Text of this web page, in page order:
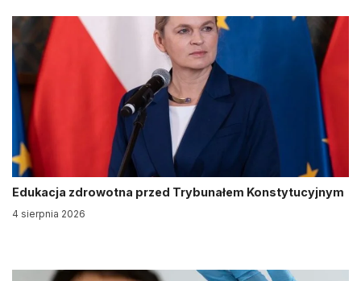
Edukacja zdrowotna przed Trybunałem Konstytucyjnym
4 sierpnia 2026